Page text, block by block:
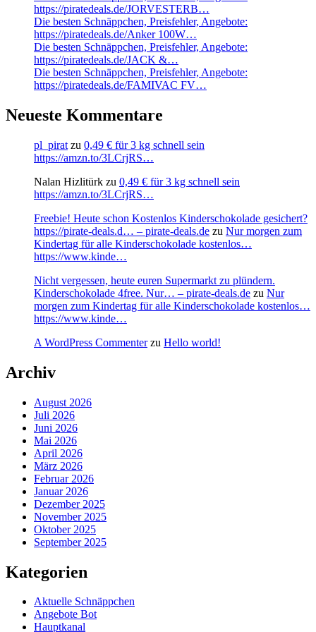
https://piratedeals.de/JORVESTERB…
Die besten Schnäppchen, Preisfehler, Angebote:
https://piratedeals.de/Anker 100W…
Die besten Schnäppchen, Preisfehler, Angebote:
https://piratedeals.de/JACK &…
Die besten Schnäppchen, Preisfehler, Angebote:
https://piratedeals.de/FAMIVAC FV…
Neueste Kommentare
pl_pirat zu 0,49 € für 3 kg schnell sein
https://amzn.to/3LCrjRS…
Nalan Hizlitürk zu 0,49 € für 3 kg schnell sein
https://amzn.to/3LCrjRS…
Freebie! Heute schon Kostenlos Kinderschokolade gesichert?
https://pirate-deals.d… – pirate-deals.de zu Nur morgen zum
Kindertag für alle Kinderschokolade kostenlos…
https://www.kinde…
Nicht vergessen, heute euren Supermarkt zu plündern.
Kinderschokolade 4free. Nur… – pirate-deals.de zu Nur
morgen zum Kindertag für alle Kinderschokolade kostenlos…
https://www.kinde…
A WordPress Commenterzu Hello world!
Archiv
August 2026
Juli 2026
Juni 2026
Mai 2026
April 2026
März 2026
Februar 2026
Januar 2026
Dezember 2025
November 2025
Oktober 2025
September 2025
Kategorien
Aktuelle Schnäppchen
Angebote Bot
Hauptkanal